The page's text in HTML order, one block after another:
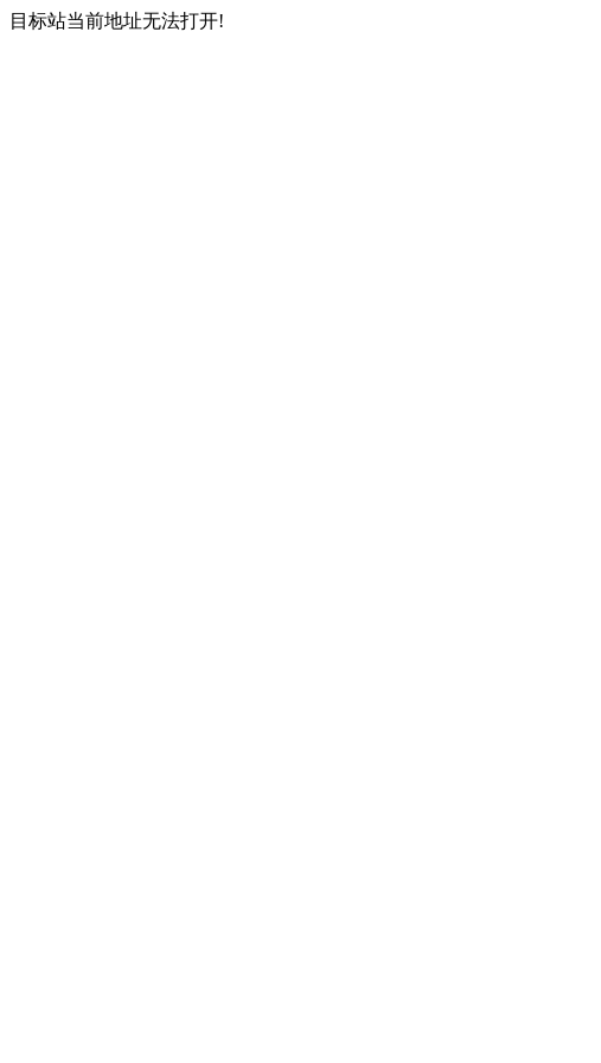
目标站当前地址无法打开!